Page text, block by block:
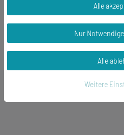
14,03 € *
1Paar
In
Alle
Nur
Alle
Weitere